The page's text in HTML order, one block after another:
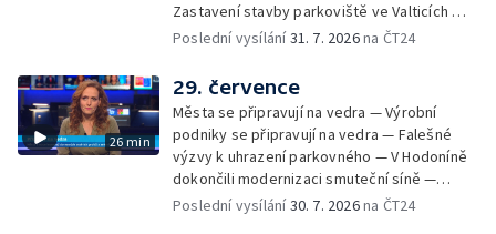
Zastavení stavby parkoviště ve Valticích —
Spor o lokalitu lesa v Rožnově pod
organismus — Kybernetický incident na
Masarykově univerzitě — Slavnostní
vyřazení absolventů Univerzity obran —
Letní kurzy umění pro mladé — Mobilní
kurníky pomáhají na poli
Poslední vysílání31. 7. 2026na ČT24
26 min
29. července
Města se připravují na vedra — Výrobní
podniky se připravují na vedra — Falešné
výzvy k uhrazení parkovného — V Hodoníně
dokončili modernizaci smuteční síně —
Chybějící toalety u dětských hřišť —
Poslední vysílání30. 7. 2026na ČT24